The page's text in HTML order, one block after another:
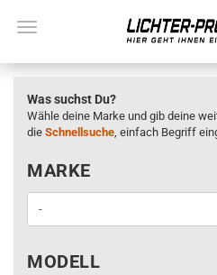
Was suchst Du?
Wähle deine Marke und gib deine
die Schnellsuche, einfach Begriff
MARKE
MARKE
MODELL
MODELL